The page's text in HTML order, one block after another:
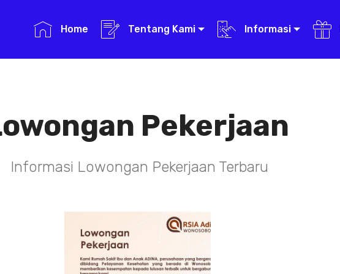
Home Tentang Kami Informasi
Pekerjaan
Informasi Lowongan Pekerjaan Terbaru
TENAGA TEKNIS
KEFARMASIAN